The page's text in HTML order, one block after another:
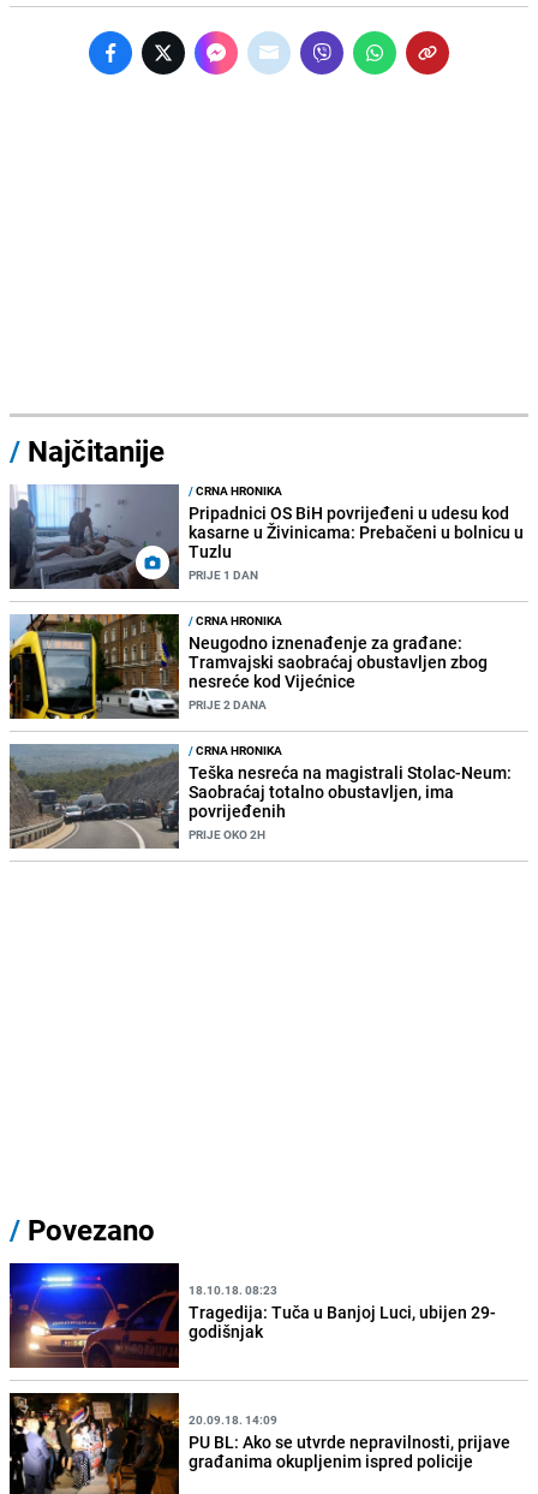
/ Najčitanije
/CRNA HRONIKA
Pripadnici OS BiH povrijeđeni u udesu kod
kasarne u Živinicama: Prebačeni u bolnicu u
Tuzlu
PRIJE 1 DAN
/CRNA HRONIKA
Neugodno iznenađenje za građane:
Tramvajski saobraćaj obustavljen zbog
nesreće kod Vijećnice
PRIJE 2 DANA
/CRNA HRONIKA
Teška nesreća na magistrali Stolac-Neum:
Saobraćaj totalno obustavljen, ima
povrijeđenih
PRIJE OKO 2H
/ Povezano
18.10.18. 08:23
Tragedija: Tuča u Banjoj Luci, ubijen 29-
godišnjak
20.09.18. 14:09
PU BL: Ako se utvrde nepravilnosti, prijave
građanima okupljenim ispred policije